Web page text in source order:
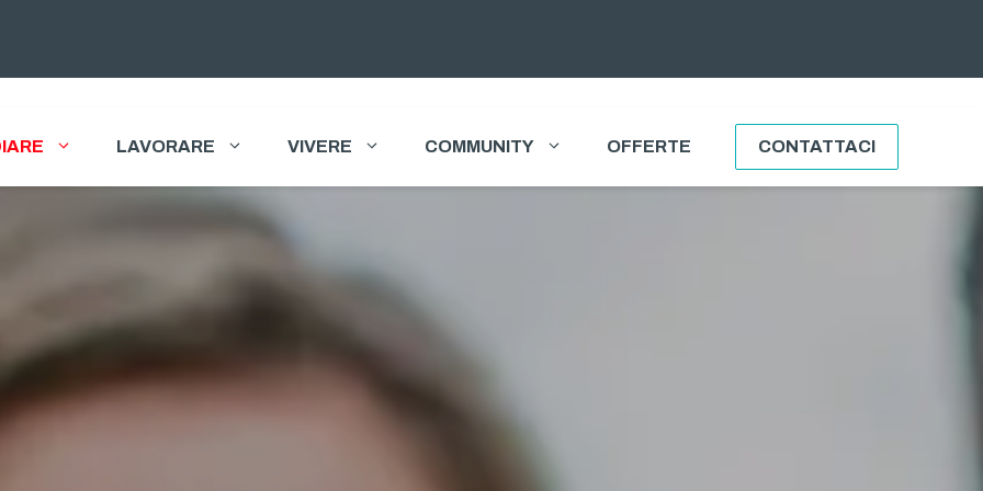
LAVORARE VIVERE COMMUNITY OFFERTE CONTATTACI